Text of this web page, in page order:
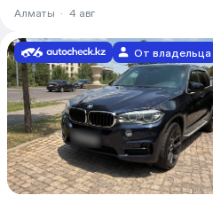
Алматы · 4 авг
От владельца